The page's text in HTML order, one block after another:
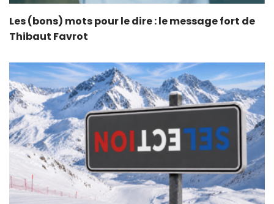
Les (bons) mots pour le dire : le message fort de
Thibaut Favrot